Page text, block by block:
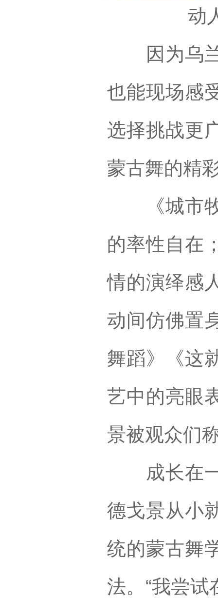
动
因为乌兰
也能现场感
选择挑战更
蒙古舞的精
《城市牧
的率性自在
情的演绎感
动间仿佛置
舞蹈》《这
艺中的亮眼
景被观众们
成长在一
德戈景从小
统的蒙古舞
法。“我尝